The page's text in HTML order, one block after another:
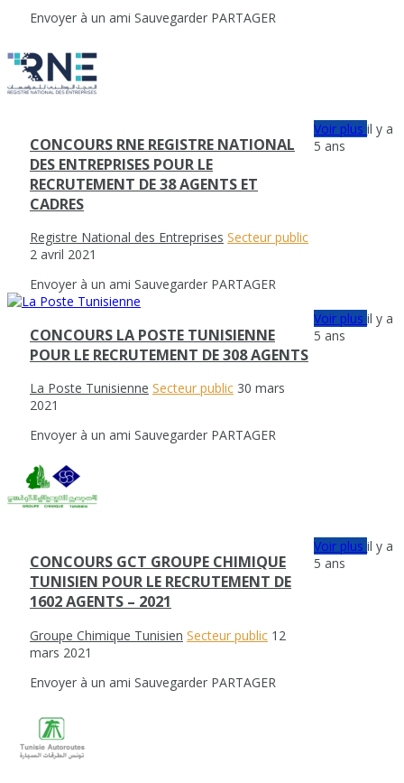
Envoyer à un ami Sauvegarder PARTAGER
CONCOURS RNE REGISTRE NATIONAL
DES ENTREPRISES POUR LE
RECRUTEMENT DE 38 AGENTS ET
CADRES
Registre National des Entreprises Secteur public
2 avril 2021
Envoyer à un ami Sauvegarder PARTAGER
Voir plusil y a
5 ans
CONCOURS LA POSTE TUNISIENNE
POUR LE RECRUTEMENT DE 308 AGENTS
La Poste Tunisienne Secteur public 30 mars
2021
Envoyer à un ami Sauvegarder PARTAGER
Voir plusil y a
5 ans
CONCOURS GCT GROUPE CHIMIQUE
TUNISIEN POUR LE RECRUTEMENT DE
1602 AGENTS – 2021
Groupe Chimique Tunisien Secteur public 12
mars 2021
Envoyer à un ami Sauvegarder PARTAGER
Voir plusil y a
5 ans